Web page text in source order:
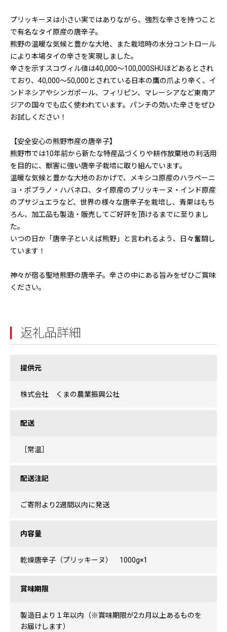
プリッキーヌは小さい実ではありながら、強烈な辛さを持つこと
で有名なタイ原産の唐辛子。
熊野の温暖な気候と豊かな大地、また栽培時の水分コントロール
により本場タイの辛さを実現しました。
辛さを示すスコヴィル値は40,000〜100,000SHUほどあるとされ
ており、40,000〜50,000とされている日本の鷹の爪より辛く、イ
ンドネシアやシンガポール、フィリピン、マレーシアなど東南ア
ジアの国々でも広く使われています。パンチの効いた辛さをぜひ
お試しください！
【安全安心の熊野市産の唐辛子】
熊野市では10年前から新たな特産品づくりや耕作放棄地の利活用
を目的に、獣害に強い唐辛子栽培に取り組んでいます。
温暖な気候と豊かな大地のおかげで、メキシコ原産のハラペーニ
ョ・ポブラノ・ハバネロ、タイ原産のプリッキーヌ・インド原産
のプサジュエラなど、世界の様々な唐辛子を栽培し、青果はもち
ろん、加工品も製造・販売してご好評を頂けるまでに至りまし
た。
いつの日か「唐辛子といえば熊野」と言われるよう、日々奮闘し
ています！
神々が宿る聖地熊野の唐辛子。辛さの中にある旨みをぜひご賞味
ください。
返礼品詳細
提供元
株式会社 くまの農業振興公社
配送
［常温］
配送注記
ご寄附より2週間以内に発送
内容量
乾燥唐辛子（プリッキーヌ） 1000g×1
賞味期限
製造日より１年以内（※賞味期限が2カ月以上あるものを
お届けします）